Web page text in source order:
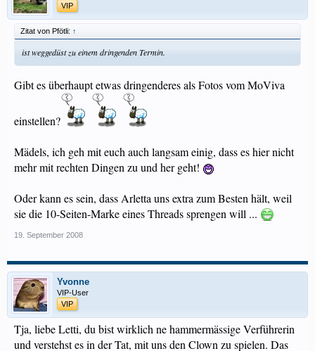
VIP
Zitat von Pfötli: ↑
ist weggedüst zu einem dringenden Termin.
Gibt es überhaupt etwas dringenderes als Fotos vom MoViva
einstellen?
Mädels, ich geh mit euch auch langsam einig, dass es hier nicht
mehr mit rechten Dingen zu und her geht!
Oder kann es sein, dass Arletta uns extra zum Besten hält, weil
sie die 10-Seiten-Marke eines Threads sprengen will ...
19. September 2008
Yvonne
VIP-User
VIP
Tja, liebe Letti, du bist wirklich ne hammermässige Verführerin
und verstehst es in der Tat, mit uns den Clown zu spielen. Das